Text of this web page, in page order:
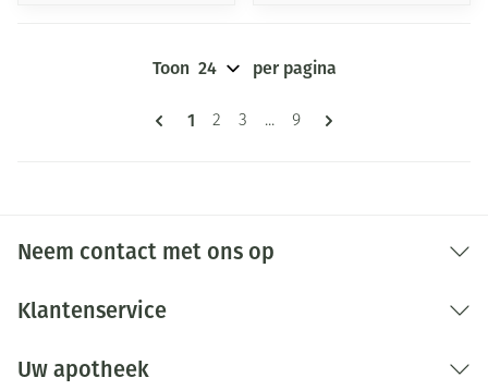
Pagina's
U lees momenteel pagina
1 Pagina
2 Pagina
3 ... Pagina
9
Toon per pagina
Neem contact met ons op
Klantenservice
Uw apotheek